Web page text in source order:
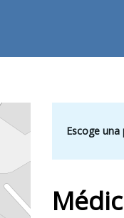
Escoge una